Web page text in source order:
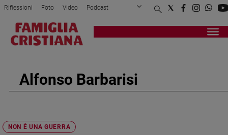
Attualità
Politica
Mondo
e
Riflessioni Foto Video Podcast
Privacy Policy Chi siamo
Registrati Redazione
Alfonso Barbarisi
NON È UNA GUERRA